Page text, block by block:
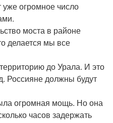
огромное число
моста в районе
делается мы все
до Урала. И это
Россияне должны будут
огромная мощь. Но она
часов задержать